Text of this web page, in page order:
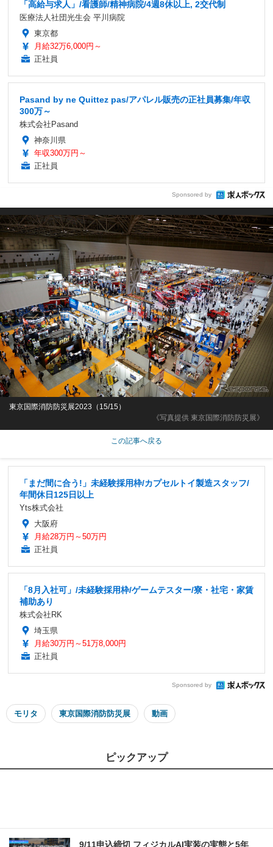
「高給与求人」/看護師/精神病院/4週8休以上, 2交代制
医療法人社団光生会 平川病院
東京都
月給32万6,000円～
正社員
Pasand by ne Quittez pas/アパレル販売の正社員募集/年収
300万～
株式会社Pasand
神奈川県
年収300万円～
正社員
Sponsored by
《写真提供 東京国際消防防災展》
東京国際消防防災展2023（15/15）
この記事へ戻る
「まだ間に合う!」未経験採用枠/カプセルトイ製造スタッフ/
年間休日125日以上
Yts株式会社
大阪府
月給28万円～50万円
正社員
「8月入社可」/未経験採用枠/ゲームテスター/寮・社宅・家賃
補助あり
株式会社RK
埼玉県
月給30万円～51万8,000円
正社員
Sponsored by
モリタ 東京国際消防防災展 動画
ピックアップ
9/11申込締切 フィジカルAI実装の実態と5年